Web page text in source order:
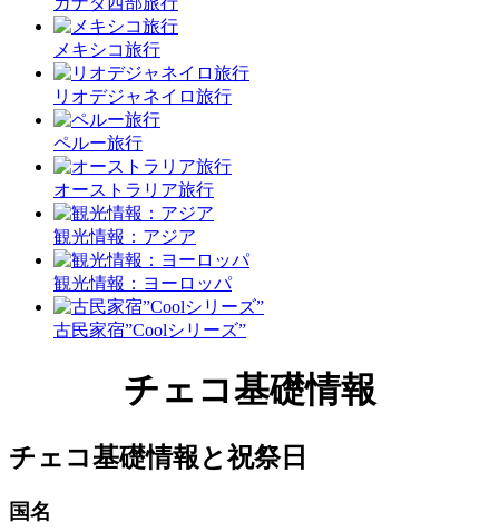
メキシコ旅行
リオデジャネイロ旅行
ペルー旅行
オーストラリア旅行
観光情報：アジア
観光情報：ヨーロッパ
古民家宿”Coolシリーズ”
チェコ基礎情報
チェコ基礎情報と祝祭日
国名